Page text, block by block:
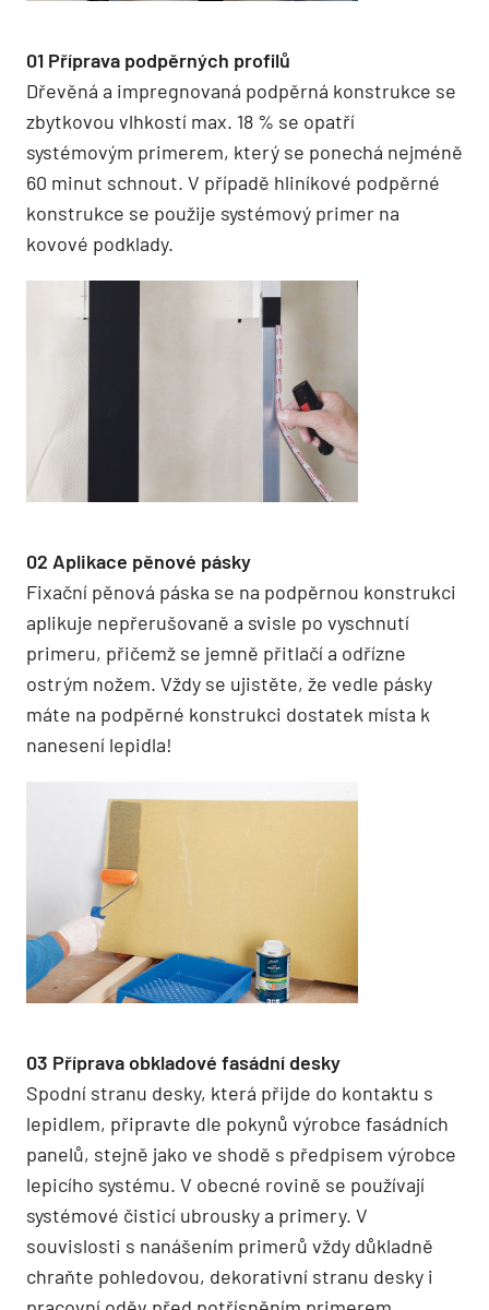
01 Příprava podpěrných profilů
Dřevěná a impregnovaná podpěrná konstrukce se
zbytkovou vlhkostí max. 18 % se opatří
systémovým primerem, který se ponechá nejméně
60 minut schnout. V případě hliníkové podpěrné
konstrukce se použije systémový primer na
kovové podklady.
02 Aplikace pěnové pásky
Fixační pěnová páska se na podpěrnou konstrukci
aplikuje nepřerušovaně a svisle po vyschnutí
primeru, přičemž se jemně přitlačí a odřízne
ostrým nožem. Vždy se ujistěte, že vedle pásky
máte na podpěrné konstrukci dostatek místa k
nanesení lepidla!
03 Příprava obkladové fasádní desky
Spodní stranu desky, která přijde do kontaktu s
lepidlem, připravte dle pokynů výrobce fasádních
panelů, stejně jako ve shodě s předpisem výrobce
lepicího systému. V obecné rovině se používají
systémové čisticí ubrousky a primery. V
souvislosti s nanášením primerů vždy důkladně
chraňte pohledovou, dekorativní stranu desky i